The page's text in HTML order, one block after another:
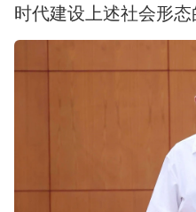
时代建设上述社会形态